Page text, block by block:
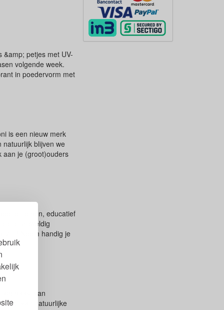
petjes met UV-
volgende week.
in poedervorm met
is een nieuw merk
natuurlijk blijven we
aan je (groot)ouders
te nemen, educatief
een geweldig
zijn! Neem handig je
gemaakt van
van natuurlijke